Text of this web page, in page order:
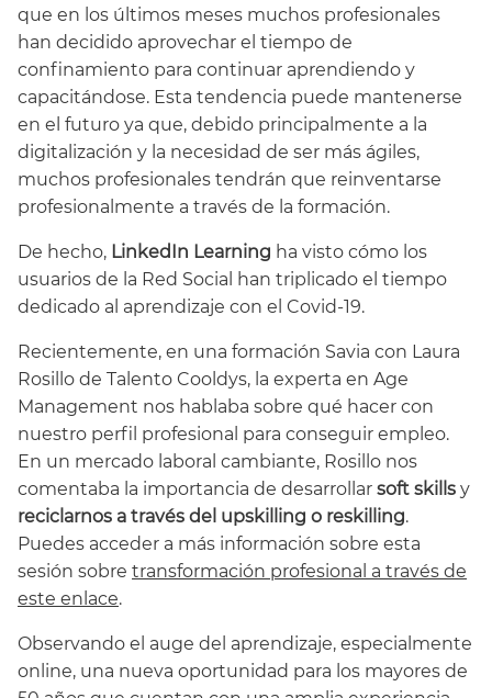
que en los últimos meses muchos profesionales
han decidido aprovechar el tiempo de
confinamiento para continuar aprendiendo y
capacitándose. Esta tendencia puede mantenerse
en el futuro ya que, debido principalmente a la
digitalización y la necesidad de ser más ágiles,
muchos profesionales tendrán que reinventarse
profesionalmente a través de la formación.
De hecho, LinkedIn Learning ha visto cómo los
usuarios de la Red Social han triplicado el tiempo
dedicado al aprendizaje con el Covid-19.
Recientemente, en una formación Savia con Laura
Rosillo de Talento Cooldys, la experta en Age
Management nos hablaba sobre qué hacer con
nuestro perfil profesional para conseguir empleo.
En un mercado laboral cambiante, Rosillo nos
comentaba la importancia de desarrollar soft skills y
reciclarnos a través del upskilling o reskilling.
Puedes acceder a más información sobre esta
sesión sobre transformación profesional a través de
este enlace.
Observando el auge del aprendizaje, especialmente
online, una nueva oportunidad para los mayores de